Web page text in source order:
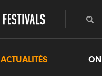
ACTUALITÉS ON